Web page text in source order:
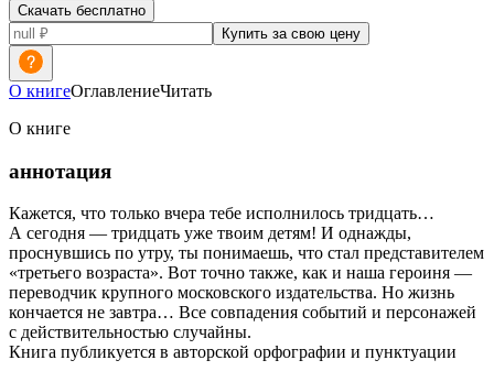
Скачать бесплатно
Купить за свою цену
О книгеОглавлениеЧитать
О книге
аннотация
Кажется, что только вчера тебе исполнилось тридцать…
А сегодня — тридцать уже твоим детям! И однажды,
проснувшись по утру, ты понимаешь, что стал представителем
«третьего возраста». Вот точно также, как и наша героиня —
переводчик крупного московского издательства. Но жизнь
кончается не завтра… Все совпадения событий и персонажей
с действительностью случайны.
Книга публикуется в авторской орфографии и пунктуации